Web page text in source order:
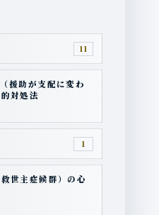
11
援助が支配に変わ
対処法
1
世主症候群）の心